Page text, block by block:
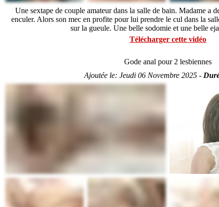
Une sextape de couple amateur dans la salle de bain. Madame a
enculer. Alors son mec en profite pour lui prendre le cul dans la
sur la gueule. Une belle sodomie et une belle
Télécharger cette vidéo
Gode anal pour 2 lesbiennes
Ajoutée le: Jeudi 06 Novembre 2025 -